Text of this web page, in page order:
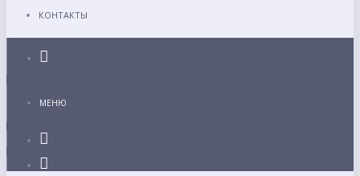
КОНТАКТЫ
МЕНЮ